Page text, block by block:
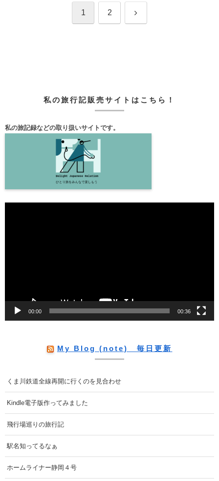
1 2 次
私の旅行記販売サイトはこちら！
私の旅記録などの取り扱いサイトです。
00:00 00:36
My Blog (note) 毎日更新
くま川鉄道全線再開に行くのを見合わせ
Kindle電子版作ってみました
飛行場巡りの旅行記
駅名知ってるなぁ
ホームライナー静岡４号